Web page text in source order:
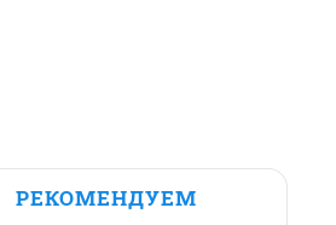
РЕКОМЕНДУЕМ